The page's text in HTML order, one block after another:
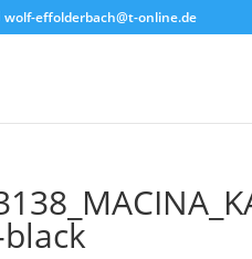
wolf-effolderbach@t-online.de
black